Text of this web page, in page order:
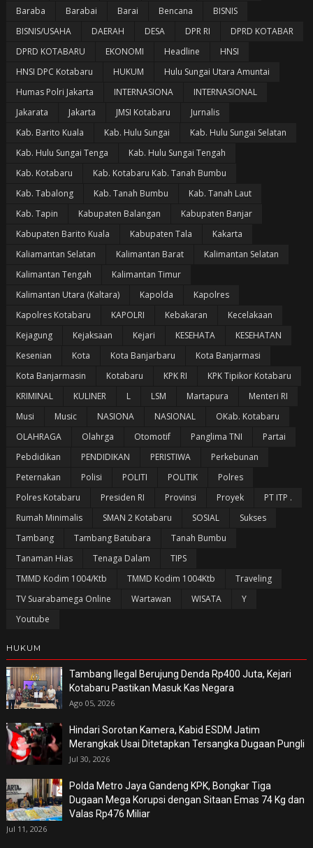
Baraba
Barabai Barai Bencana
BISNIS
BISNIS/USAHA
DAERAH DESA DPR RI
DPRD KOTABAR
DPRD KOTABARU
EKONOMI Headline
HNSI
HNSI DPC Kotabaru
HUKUM
Hulu Sungai Utara Amuntai
Humas Polri Jakarta
INTERNASIONA
INTERNASIONAL
Jakarata
Jakarta JMSI Kotabaru
Jurnalis
Kab. Barito Kuala
Kab. Hulu Sungai
Kab. Hulu Sungai Selatan
Kab. Hulu Sungai Tenga
Kab. Hulu Sungai Tengah
Kab. Kotabaru
Kab. Kotabaru Kab. Tanah Bumbu
Kab. Tabalong
Kab. Tanah Bumbu
Kab. Tanah Laut
Kab. Tapin
Kabupaten Balangan
Kabupaten Banjar
Kabupaten Barito Kuala
Kabupaten Tala
Kakarta
Kaliamantan Selatan
Kalimantan Barat
Kalimantan Selatan
Kalimantan Tengah
Kalimantan Timur
Kalimantan Utara (Kaltara)
Kapolda
Kapolres
Kapolres Kotabaru
KAPOLRI Kebakaran
Kecelakaan
Kejagung
Kejaksaan Kejari KESEHATA
KESEHATAN
Kesenian
Kota Kota Banjarbaru
Kota Banjarmasi
Kota Banjarmasin
Kotabaru KPK RI
KPK Tipikor Kotabaru
KRIMINAL
KULINER L LSM Martapura
Menteri RI
Musi
Music NASIONA NASIONAL
OKab. Kotabaru
OLAHRAGA
Olahrga Otomotif Panglima TNI
Partai
Pebdidikan
PENDIDIKAN PERISTIWA
Perkebunan
Peternakan
Polisi POLITI POLITIK
Polres
Polres Kotabaru
Presiden RI Provinsi Proyek
PT ITP .
Rumah Minimalis
SMAN 2 Kotabaru SOSIAL
Sukses
Tambang
Tambang Batubara
Tanah Bumbu
Tanaman Hias
Tenaga Dalam
TIPS
TMMD Kodim 1004/Ktb
TMMD Kodim 1004Ktb
Traveling
TV Suarabamega Online
Wartawan WISATA
Y
Youtube
HUKUM
Tambang Ilegal Berujung Denda Rp400 Juta, Kejari
Kotabaru Pastikan Masuk Kas Negara
Ago 05, 2026
Hindari Sorotan Kamera, Kabid ESDM Jatim
Merangkak Usai Ditetapkan Tersangka Dugaan Pungli
Jul 30, 2026
Polda Metro Jaya Gandeng KPK, Bongkar Tiga
Dugaan Mega Korupsi dengan Sitaan Emas 74 Kg dan
Valas Rp476 Miliar
Jul 11, 2026